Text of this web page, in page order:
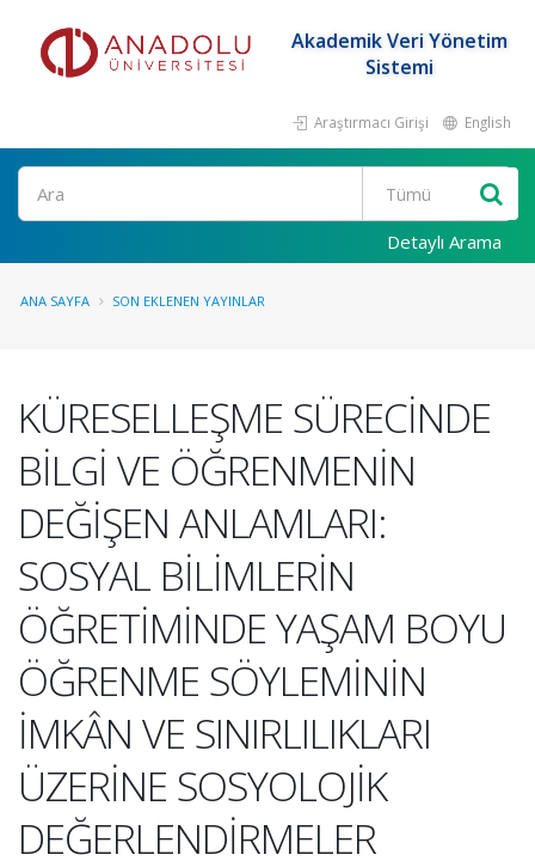
Akademik Veri Yönetim
Sistemi
Araştırmacı Girişi English
Ara
Detaylı Arama
ANA SAYFA SON EKLENEN YAYINLAR
KÜRESELLEŞME SÜRECİNDE
BİLGİ VE ÖĞRENMENİN
DEĞİŞEN ANLAMLARI:
SOSYAL BİLİMLERİN
ÖĞRETİMİNDE YAŞAM BOYU
ÖĞRENME SÖYLEMİNİN
İMKÂN VE SINIRLILIKLARI
ÜZERİNE SOSYOLOJİK
DEĞERLENDİRMELER